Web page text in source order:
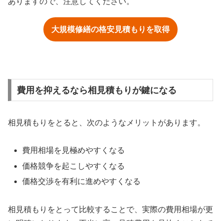
大規模修繕の格安見積もりを取得
費用を抑えるなら相見積もりが鍵になる
相見積もりをとると、次のようなメリットがあります。
費用相場を見極めやすくなる
価格競争を起こしやすくなる
価格交渉を有利に進めやすくなる
相見積もりをとって比較することで、実際の費用相場が更